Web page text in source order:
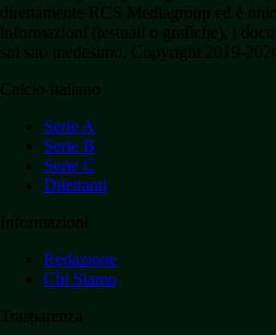
Serie A
Serie B
Serie C
Dilettanti
Redazione
Chi Siamo